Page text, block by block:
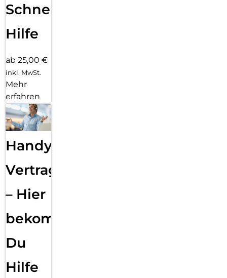
Schnelle
Hilfe
ab 25,00 €
inkl. MwSt.
Mehr
erfahren
Handy
Vertragsabwicklung
– Hier
bekommst
Du
Hilfe